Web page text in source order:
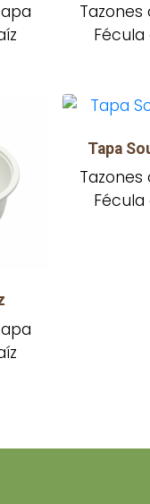
Tazones
Fécula
Tapa
Tazones
Fécula